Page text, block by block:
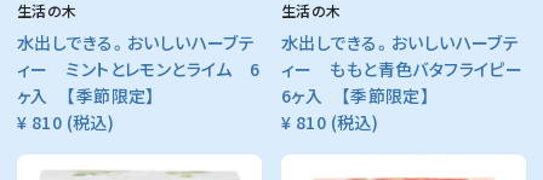
生活の木
水出しできる。おいしいハーブテ
ィー ミントとレモンとライム 6
ヶ入 【季節限定】
¥ 810 (税込)
生活の木
水出しできる。おいしいハーブテ
ィー ももと青色バタフライピー
6ヶ入 【季節限定】
¥ 810 (税込)